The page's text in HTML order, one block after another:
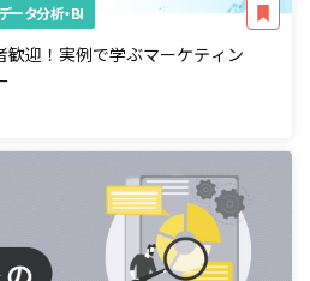
データ分析・BI
歓迎！実例で学ぶマーケティン